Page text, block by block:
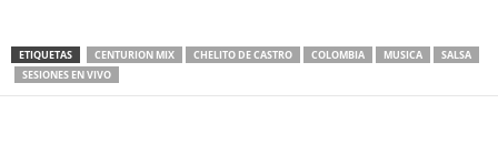
ETIQUETAS CENTURION MIX CHELITO DE CASTRO COLOMBIA MUSICA
SALSA
SESIONES EN VIVO